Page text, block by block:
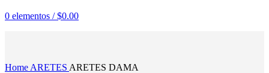
0 elementos / $0.00
Home ARETES ARETES DAMA